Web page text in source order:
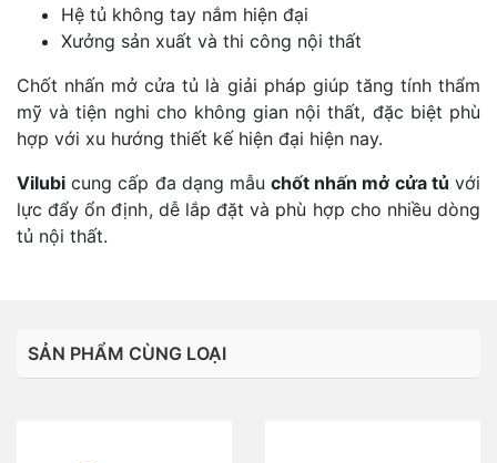
Hệ tủ không tay nắm hiện đại
Xưởng sản xuất và thi công nội thất
Chốt nhấn mở cửa tủ là giải pháp giúp tăng tính thẩm
mỹ và tiện nghi cho không gian nội thất, đặc biệt phù
hợp với xu hướng thiết kế hiện đại hiện nay.
Vilubi cung cấp đa dạng mẫuchốt nhấn mở cửa tủ với
lực đẩy ổn định, dễ lắp đặt và phù hợp cho nhiều dòng
tủ nội thất.
SẢN PHẨM CÙNG LOẠI